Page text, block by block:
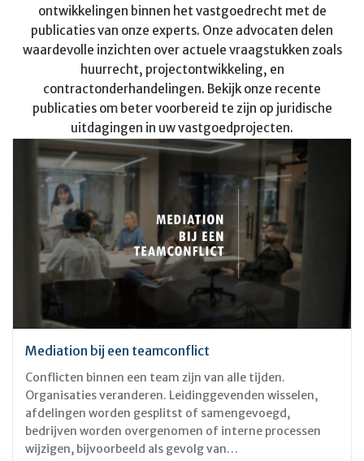
ontwikkelingen binnen het vastgoedrecht met de
publicaties van onze experts. Onze advocaten delen
waardevolle inzichten over actuele vraagstukken zoals
huurrecht, projectontwikkeling, en
contractonderhandelingen. Bekijk onze recente
publicaties om beter voorbereid te zijn op juridische
uitdagingen in uw vastgoedprojecten.
Mediation bij een teamconflict
Conflicten binnen een team zijn van alle tijden.
Organisaties veranderen. Leidinggevenden wisselen,
afdelingen worden gesplitst of samengevoegd,
bedrijven worden overgenomen of interne processen
wijzigen, bijvoorbeeld als gevolg van